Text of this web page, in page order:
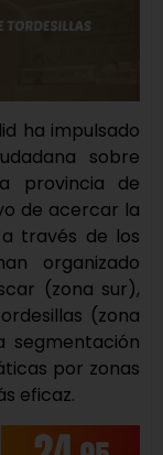
ha impulsado
sobre
provincia de
de acercar la
través de los
organizado
(zona sur),
(zona
segmentación
por zonas
eficaz.